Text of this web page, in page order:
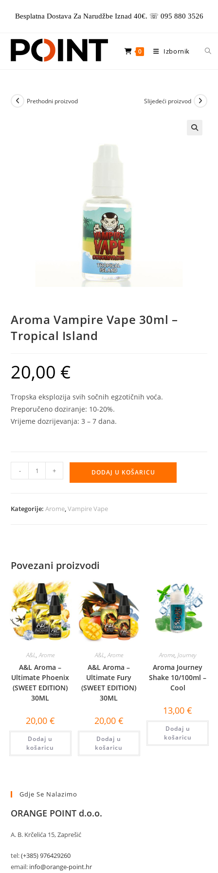
Besplatna Dostava Za Narudžbe Iznad 40€. ☏ 095 880 3526
0 Izbornik
Prethodni proizvod Slijedeći proizvod
Aroma Vampire Vape 30ml –
Tropical Island
20,00 €
Tropska eksplozija svih sočnih egzotičnih voća.
Preporučeno doziranje: 10-20%.
Vrijeme dozrijevanja: 3 – 7 dana.
Vampire
- + DODAJ U KOŠARICU
Kategorije:Arome,Vampire Vape
Povezani proizvodi
A&L,Arome
A&L Aroma –
Ultimate Phoenix
(SWEET EDITION)
30ML
20,00 €
Dodaj u
košaricu
A&L,Arome
A&L Aroma –
Ultimate Fury
(SWEET EDITION)
30ML
20,00 €
Dodaj u
košaricu
Arome,Journey
Aroma Journey
Shake 10/100ml –
Cool
13,00€
Dodaj u
košaricu
Gdje Se Nalazimo
ORANGE POINT d.o.o.
A. B. Krčelića 15, Zaprešić
tel:(+385) 976429260
email: info@orange-point.hr